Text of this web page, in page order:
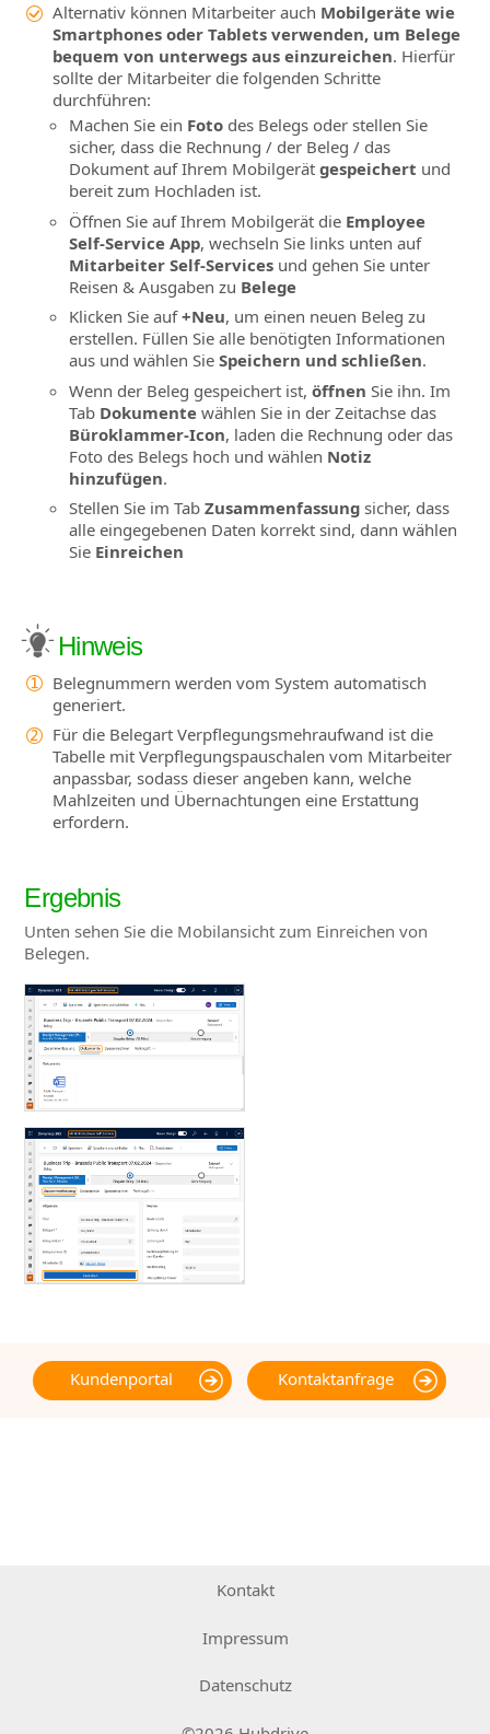
Alternativ können Mitarbeiter auch Mobilgeräte wie
Smartphones oder Tablets verwenden, um Belege
bequem von unterwegs aus einzureichen. Hierfür
sollte der Mitarbeiter die folgenden Schritte
durchführen:
Machen Sie ein Foto des Belegs oder stellen Sie
sicher, dass die Rechnung / der Beleg / das
Dokument auf Ihrem Mobilgerät gespeichert und
bereit zum Hochladen ist.
Öffnen Sie auf Ihrem Mobilgerät die Employee
Self-Service App, wechseln Sie links unten auf
Mitarbeiter Self-Services und gehen Sie unter
Reisen & Ausgaben zu Belege
Klicken Sie auf+Neu, um einen neuen Beleg zu
erstellen. Füllen Sie alle benötigten Informationen
aus und wählen Sie Speichern und schließen.
Wenn der Beleg gespeichert ist, öffnen Sie ihn. Im
Tab Dokumente wählen Sie in der Zeitachse das
Büroklammer-Icon, laden die Rechnung oder das
Foto des Belegs hoch und wählen Notiz
hinzufügen.
Stellen Sie im Tab Zusammenfassung sicher, dass
alle eingegebenen Daten korrekt sind, dann wählen
Sie Einreichen
Hinweis
Belegnummern werden vom System automatisch
generiert.
Für die Belegart Verpflegungsmehraufwand ist die
Tabelle mit Verpflegungspauschalen vom Mitarbeiter
anpassbar, sodass dieser angeben kann, welche
Mahlzeiten und Übernachtungen eine Erstattung
erfordern.
Ergebnis
Unten sehen Sie die Mobilansicht zum Einreichen von
Belegen.
Kundenportal Kontaktanfrage
Kontakt
Impressum
Datenschutz